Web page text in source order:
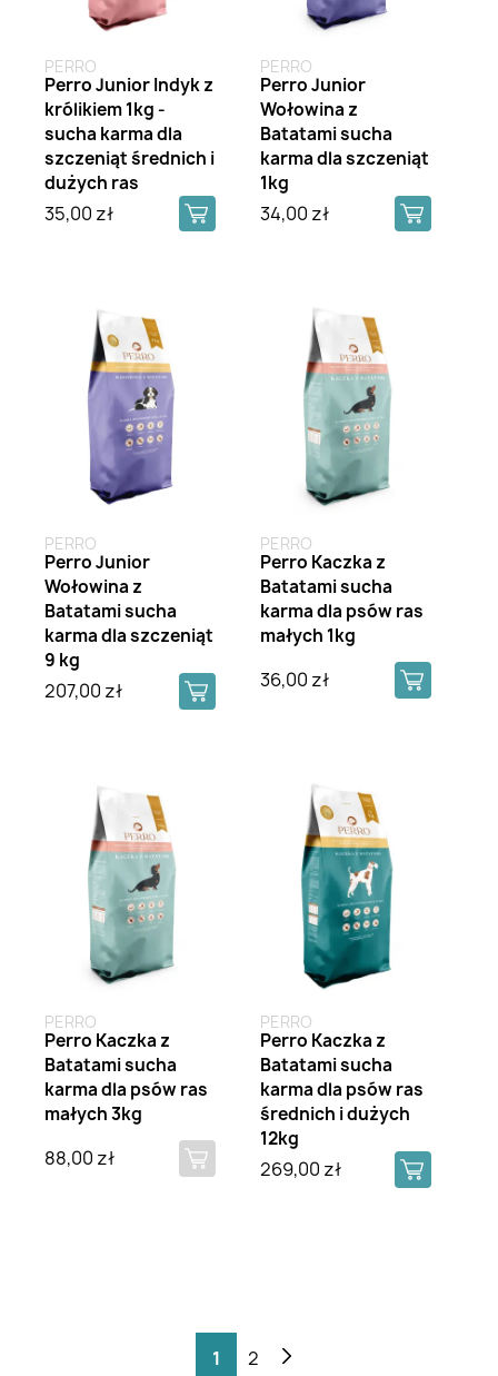
PERRO
Perro Junior Indyk z
królikiem 1kg -
sucha karma dla
szczeniąt średnich i
dużych ras
35,00 zł
PERRO
Perro Junior
Wołowina z
Batatami sucha
karma dla szczeniąt
1kg
34,00 zł
PERRO
Perro Junior
Wołowina z
Batatami sucha
karma dla szczeniąt
9 kg
207,00 zł
PERRO
Perro Kaczka z
Batatami sucha
karma dla psów ras
małych 1kg
36,00 zł
PERRO
Perro Kaczka z
Batatami sucha
karma dla psów ras
małych 3kg
88,00 zł
PERRO
Perro Kaczka z
Batatami sucha
karma dla psów ras
średnich i dużych
12kg
269,00 zł
1 2